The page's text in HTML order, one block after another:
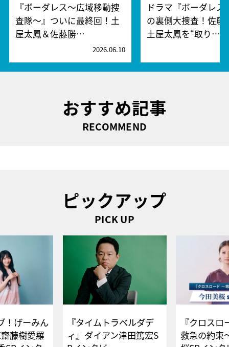
『ボーダレス～広域移動捜
査隊～』ついに最終回！土
屋太鳳＆佐藤勝…
2026.06.10
ドラマ『ボーダレス
の裏側大捜査！佐藤
土屋太鳳を“取り…
おすすめ記事
RECOMMEND
ピックアップ
PICK UP
！げーみん
藤樹愛羅
『タイムトラベルダデ
ィ』ダイアン津田篤宏S
『クロス
救急の約束